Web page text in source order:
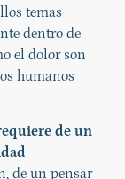
temas
dentro de
el dolor son
humanos
de un
de un pensar